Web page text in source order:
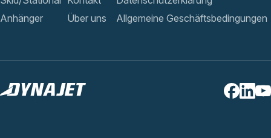
Anhänger
Über uns
Allgemeine Geschäftsbedingungen